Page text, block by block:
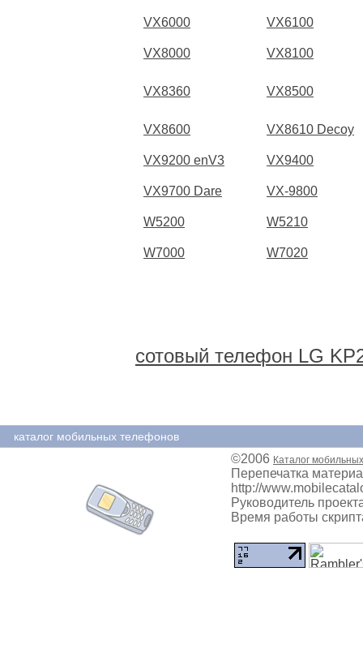
VX6000 VX6100
VX8000 VX8100
VX8360 VX8500
VX8600 VX8610 Decoy
VX9200 enV3 VX9400
VX9700 Dare VX-9800
W5200 W5210
W7000 W7020
сотовый телефон LG
каталог мобильных телефонов
©2006 Каталог
Перепечатка
http://
Руководитель
Время работы